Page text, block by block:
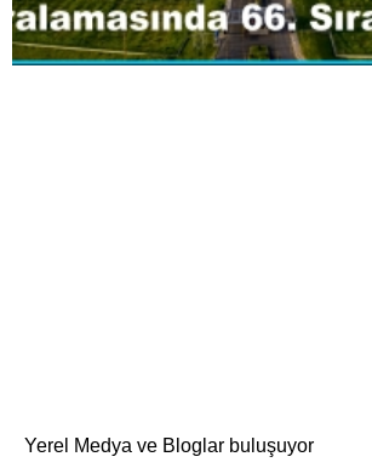
Yerel Medya ve Bloglar buluşuyor